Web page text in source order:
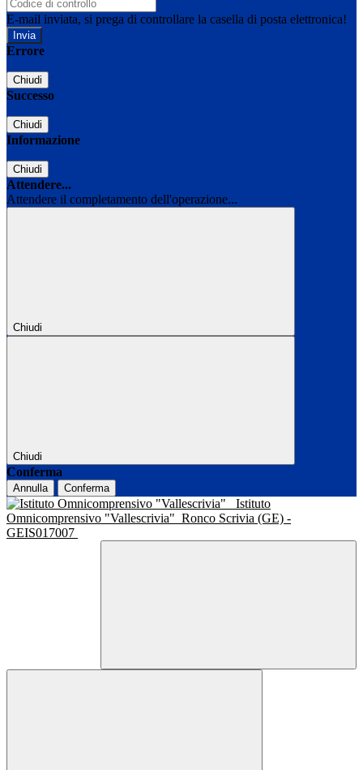
E-mail inviata, si prega di controllare la casella di posta elettronica!
Errore
Chiudi
Successo
Chiudi
Informazione
Chiudi
Attendere...
Attendere il completamento dell'operazione...
Chiudi
Chiudi
Conferma
Annulla Conferma
Istituto
Omnicomprensivo "Vallescrivia" Ronco Scrivia (GE) -
GEIS017007